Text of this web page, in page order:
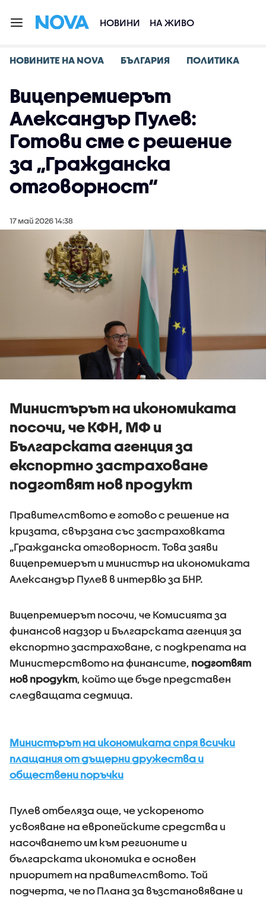
НОВИНИ НА ЖИВО
НОВИНИТЕ НА NOVA БЪЛГАРИЯ ПОЛИТИКА
Вицепремиерът
Александър Пулев:
Готови сме с решение
за „Гражданска
отговорност“
17 май 2026 14:38
Министърът на икономиката
посочи, че КФН, МФ и
Българската агенция за
експортно застраховане
подготвят нов продукт
Правителството е готово с решение на
кризата, свързана със застраховката
„Гражданска отговорност. Това заяви
вицепремиерът и министър на икономиката
Александър Пулев в интервю за БНР.
Вицепремиерът посочи, че Комисията за
финансов надзор и Българската агенция за
експортно застраховане, с подкрепата на
Министерството на финансите, подготвят
нов продукт, който ще бъде представен
следващата седмица.
Министърът на икономиката спря всички
плащания от дъщерни дружества и
обществени поръчки
Пулев отбеляза още, че ускореното
усвояване на европейските средства и
насочването им към регионите и
българската икономика е основен
приоритет на правителството. Той
подчерта, че по Плана за възстановяване и